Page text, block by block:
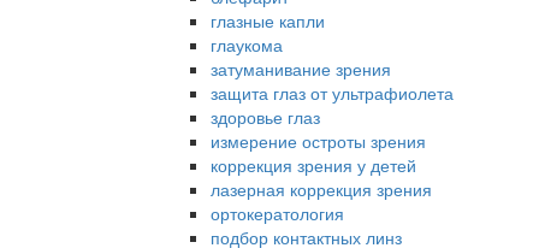
глазные капли
глаукома
затуманивание зрения
защита глаз от ультрафиолета
здоровье глаз
измерение остроты зрения
коррекция зрения у детей
лазерная коррекция зрения
ортокератология
подбор контактных линз